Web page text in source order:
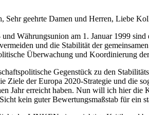
Sehr geehrte Damen und Herren, Liebe
Währungsunion am 1. Januar 1999
und die Stabilität der
Überwachung und Koordinierung
Gegenstück zu den
Ziele der Europa 2020-Strategie und
Jahr erreicht haben. Nun will ich hier
kein guter Bewertungsmaßstab für ein